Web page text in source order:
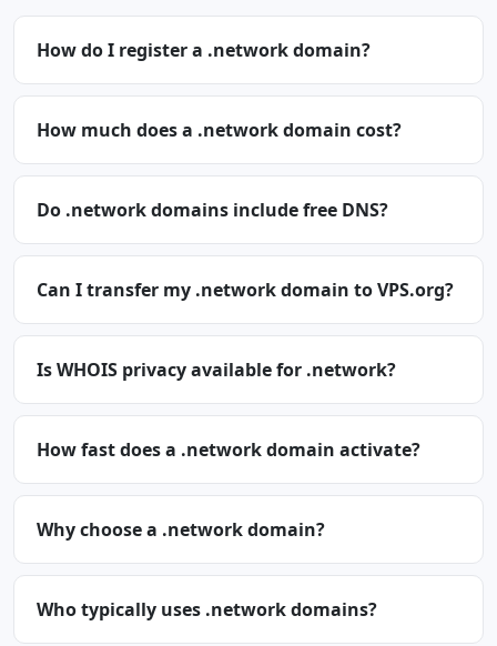
How do I register a .network domain?
How much does a .network domain cost?
Do .network domains include free DNS?
Can I transfer my .network domain to VPS.org?
Is WHOIS privacy available for .network?
How fast does a .network domain activate?
Why choose a .network domain?
Who typically uses .network domains?